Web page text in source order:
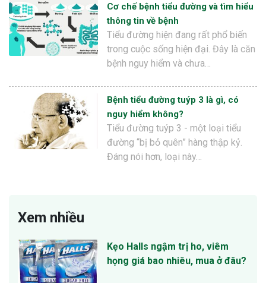
Cơ chế bệnh tiểu đường và tìm hiểu
thông tin về bệnh
Tiểu đường hiện đang rất phổ biến
trong cuộc sống hiện đại. Đây là căn
bệnh nguy hiểm và chưa…
Bệnh tiểu đường tuýp 3 là gì, có
nguy hiểm không?
Tiểu đường tuýp 3 - một loại tiểu
đường “bị bỏ quên” hàng thập kỷ.
Đáng nói hơn, loại này…
Xem nhiều
Kẹo Halls ngậm trị ho, viêm
họng giá bao nhiêu, mua ở đâu?